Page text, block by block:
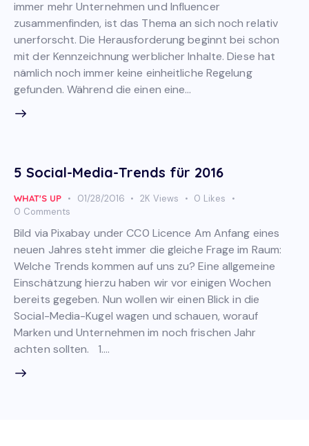
immer mehr Unternehmen und Influencer
zusammenfinden, ist das Thema an sich noch relativ
unerforscht. Die Herausforderung beginnt bei schon
mit der Kennzeichnung werblicher Inhalte. Diese hat
nämlich noch immer keine einheitliche Regelung
gefunden. Während die einen eine…
5 Social-Media-Trends für 2016
WHAT'S UP 01/28/2016 2K Views 0 Likes
0 Comments
Bild via Pixabay under CC0 Licence Am Anfang eines
neuen Jahres steht immer die gleiche Frage im Raum:
Welche Trends kommen auf uns zu? Eine allgemeine
Einschätzung hierzu haben wir vor einigen Wochen
bereits gegeben. Nun wollen wir einen Blick in die
Social-Media-Kugel wagen und schauen, worauf
Marken und Unternehmen im noch frischen Jahr
achten sollten. 1.…